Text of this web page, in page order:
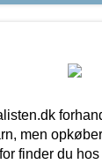
men
finder du hos